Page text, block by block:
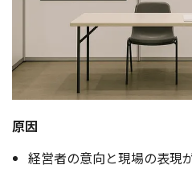
原因
経営者の意向と現場の表現